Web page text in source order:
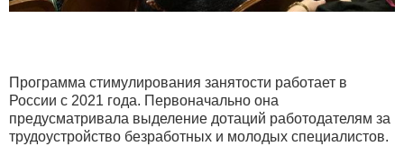
Программа стимулирования занятости работает в
России с 2021 года. Первоначально она
предусматривала выделение дотаций работодателям за
трудоустройство безработных и молодых специалистов.